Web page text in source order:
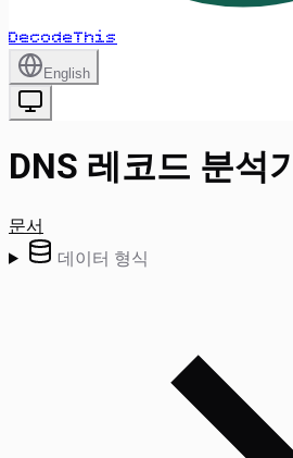
DecodeThis
English
DNS 레코드 분석기
문서
데이터 형식